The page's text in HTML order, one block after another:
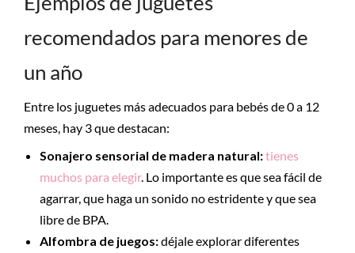
recomendados para menores de
un año
Entre los juguetes más adecuados para bebés de 0 a 12
meses, hay 3 que destacan:
Sonajero sensorial de madera natural:tienes
muchos para elegir. Lo importante es que sea fácil de
agarrar, que haga un sonido no estridente y que sea
libre de BPA.
Alfombra de juegos:déjale explorar diferentes